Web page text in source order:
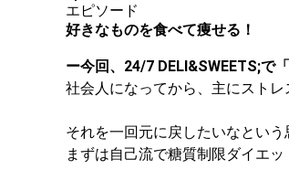
エピソード
好きなものを食べて痩せる！
ー今回、24/7 DELI&SWEETS;で
社会人になってから、主にスト
それを一回元に戻したいなという
まずは自己流で糖質制限ダイエ